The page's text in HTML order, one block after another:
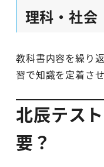
理科・社会
教科書内容を繰り
習で知識を定着さ
北辰テス
要？